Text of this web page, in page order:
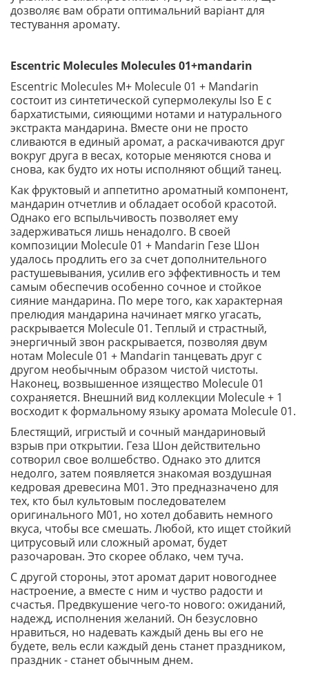
дозволяє вам обрати оптимальний варіант для
тестування аромату.
Escentric Molecules Molecules 01+mandarin
Escentric Molecules M+ Molecule 01 + Mandarin
состоит из синтетической супермолекулы Iso E с
бархатистыми, сияющими нотами и натурального
экстракта мандарина. Вместе они не просто
сливаются в единый аромат, а раскачиваются друг
вокруг друга в весах, которые меняются снова и
снова, как будто их ноты исполняют общий танец.
Как фруктовый и аппетитно ароматный компонент,
мандарин отчетлив и обладает особой красотой.
Однако его вспыльчивость позволяет ему
задерживаться лишь ненадолго. В своей
композиции Molecule 01 + Mandarin Гезе Шон
удалось продлить его за счет дополнительного
растушевывания, усилив его эффективность и тем
самым обеспечив особенно сочное и стойкое
сияние мандарина. По мере того, как характерная
прелюдия мандарина начинает мягко угасать,
раскрывается Molecule 01. Теплый и страстный,
энергичный звон раскрывается, позволяя двум
нотам Molecule 01 + Mandarin танцевать друг с
другом необычным образом чистой чистоты.
Наконец, возвышенное изящество Molecule 01
сохраняется. Внешний вид коллекции Molecule + 1
восходит к формальному языку аромата Molecule 01.
Блестящий, игристый и сочный мандариновый
взрыв при открытии. Геза Шон действительно
сотворил свое волшебство. Однако это длится
недолго, затем появляется знакомая воздушная
кедровая древесина M01. Это предназначено для
тех, кто был культовым последователем
оригинального M01, но хотел добавить немного
вкуса, чтобы все смешать. Любой, кто ищет стойкий
цитрусовый или сложный аромат, будет
разочарован. Это скорее облако, чем туча.
С другой стороны, этот аромат дарит новогоднее
настроение, а вместе с ним и чуство радости и
счастья. Предвкушение чего-то нового: ожиданий,
надежд, исполнения желаний. Он безусловно
нравиться, но надевать каждый день вы его не
будете, вель если каждый день станет праздником,
праздник - станет обычным днем.